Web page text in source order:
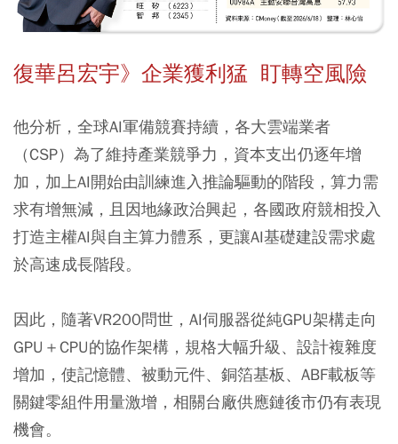
復華呂宏宇》企業獲利猛 盯轉空風險
他分析，全球AI軍備競賽持續，各大雲端業者
（CSP）為了維持產業競爭力，資本支出仍逐年增
加，加上AI開始由訓練進入推論驅動的階段，算力需
求有增無減，且因地緣政治興起，各國政府競相投入
打造主權AI與自主算力體系，更讓AI基礎建設需求處
於高速成長階段。
因此，隨著VR200問世，AI伺服器從純GPU架構走向
GPU＋CPU的協作架構，規格大幅升級、設計複雜度
增加，使記憶體、被動元件、銅箔基板、ABF載板等
關鍵零組件用量激增，相關台廠供應鏈後市仍有表現
機會。